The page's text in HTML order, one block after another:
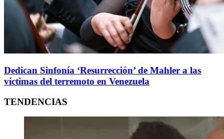
Dedican Sinfonía ‘Resurrección’ de Mahler a las
víctimas del terremoto en Venezuela
TENDENCIAS